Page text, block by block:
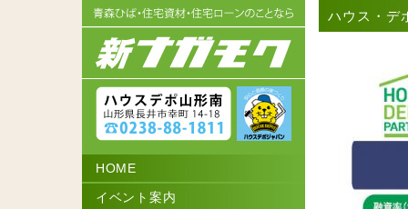
HOME
イベント案内
ハウス・デ